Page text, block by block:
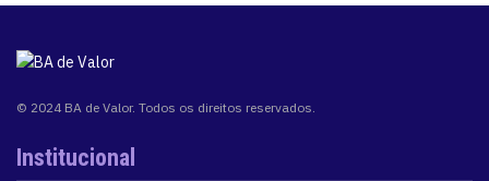
© 2024 BA de Valor. Todos os direitos reservados.
Institucional